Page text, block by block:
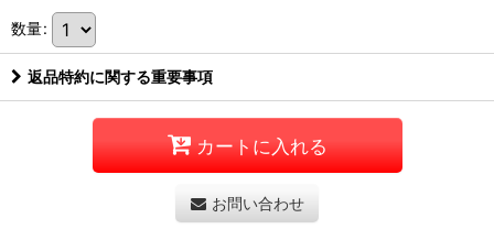
数量:
返品特約に関する重要事項
カートに入れる
お問い合わせ